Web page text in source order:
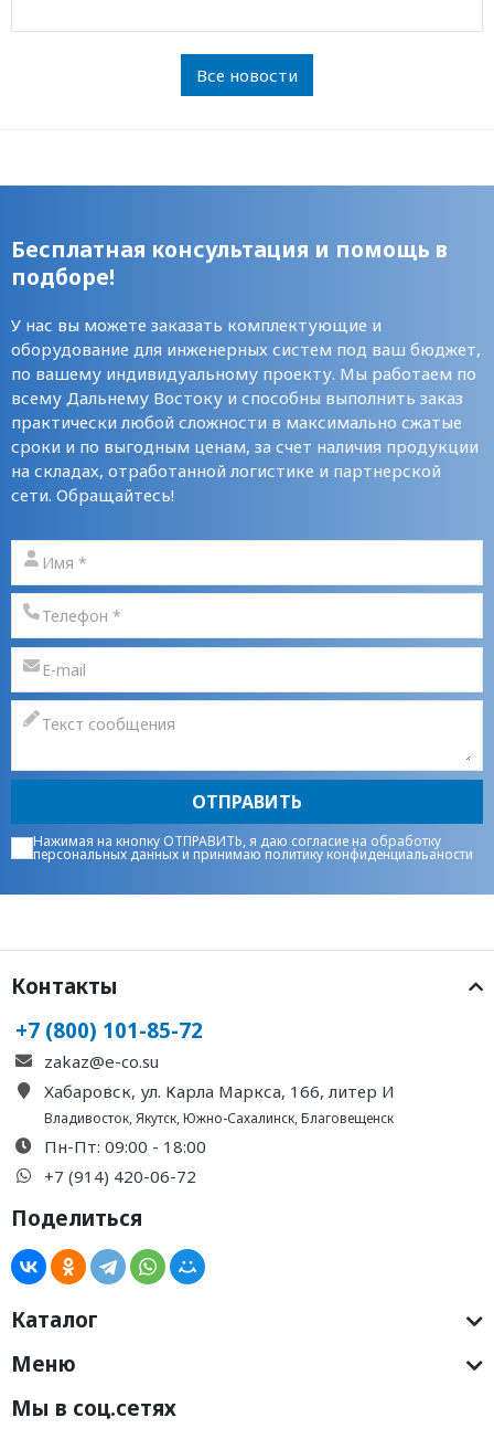
Все новости
Бесплатная консультация и помощь в
подборе!
У нас вы можете заказать комплектующие и
оборудование для инженерных систем под ваш бюджет,
по вашему индивидуальному проекту. Мы работаем по
всему Дальнему Востоку и способны выполнить заказ
практически любой сложности в максимально сжатые
сроки и по выгодным ценам, за счет наличия продукции
на складах, отработанной логистике и партнерской
сети. Обращайтесь!
ОТПРАВИТЬ
Нажимая на кнопку ОТПРАВИТЬ, я даю согласие на обработку
персональных данныхи принимаюполитику конфиденциальаности
Контакты
+7 (800) 101-85-72
zakaz@e-co.su
Хабаровск, ул. Карла Маркса, 166, литер И
Владивосток,Якутск,Южно-Сахалинск,Благовещенск
Пн-Пт: 09:00 - 18:00
+7 (914) 420-06-72
Поделиться
Каталог
Меню
Мы в соц.сетях